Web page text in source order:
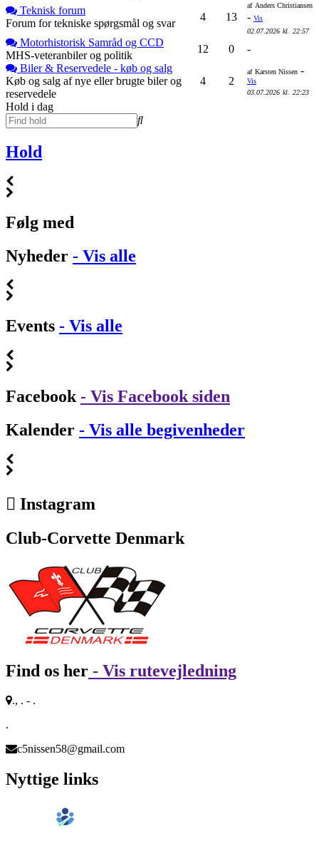
Teknisk forum
Forum for tekniske spørgsmål og svar
4 13
af Anders Christiansen
- Vis
02.07.2026 kl. 22:57
Motorhistorisk Samråd og CCD
MHS-veteranbiler og politik
12 0
-
Biler & Reservedele - køb og salg
Køb og salg af nye eller brugte biler og
reservedele
4 2
af Karsten Nissen -
Vis
03.07.2026 kl. 22:23
Hold i dag
Hold
Følg med
Nyheder - Vis alle
Events - Vis alle
Facebook - Vis Facebook siden
Kalender - Vis alle begivenheder
Instagram
Club-Corvette Denmark
Find os her - Vis rutevejledning
., . - .
.
c5nissen58@gmail.com
Nyttige links